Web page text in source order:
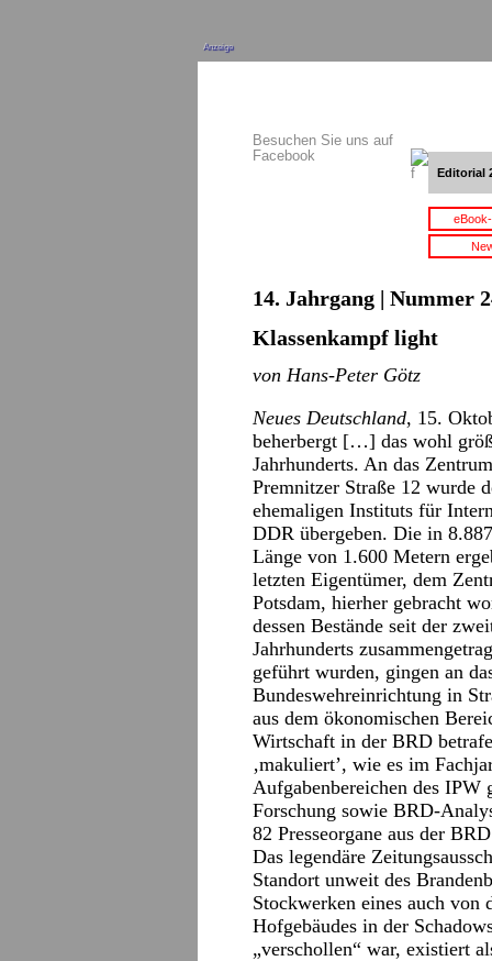
Anzeige
Besuchen Sie uns auf
Facebook
Editorial
14. Jahrgang | Nummer
Klassenkampf light
von Hans-Peter Götz
Neues Deutschland, 15.
beherbergt […] das wohl
Jahrhunderts. An das
Premnitzer Straße 12 wurde
ehemaligen Instituts für
DDR übergeben. Die in
Länge von 1.600 Metern
letzten Eigentümer, dem
Potsdam, hierher gebracht
dessen Bestände seit der
Jahrhunderts
geführt wurden, gingen an
Bundeswehreinrichtung in
aus dem ökonomischen
Wirtschaft in der BRD
‚makuliert’, wie es im
Aufgabenbereichen des IPW
Forschung sowie BRD-
82 Presseorgane aus der
Das legendäre
Standort unweit des
Stockwerken eines auch von
Hofgebäudes in der
„verschollen“ war, existiert